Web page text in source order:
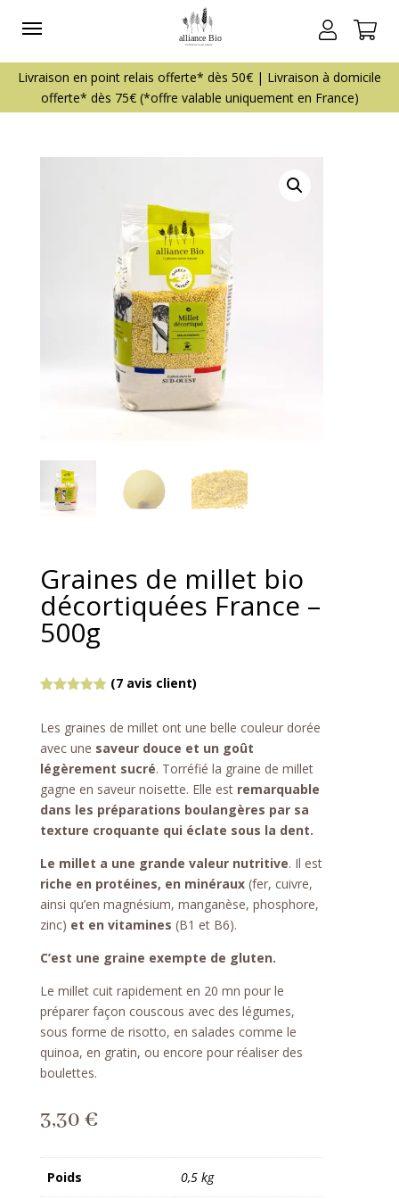
Graines de millet bio
décortiquées France –
500g
basé sur
notations
client
(7 avis client)
Les graines de millet ont une belle couleur dorée
avec une saveur douce et un goût
légèrement sucré. Torréfié la graine de millet
gagne en saveur noisette. Elle est remarquable
dans les préparations boulangères par sa
texture croquante qui éclate sous la dent.
Le millet a une grande valeur nutritive. Il est
riche en protéines, en minéraux(fer, cuivre,
ainsi qu’en magnésium, manganèse, phosphore,
zinc) et en vitamines (B1 et B6).
C’est une graine exempte de gluten.
Le millet cuit rapidement en 20 mn pour le
préparer façon couscous avec des légumes,
sous forme de risotto, en salades comme le
quinoa, en gratin, ou encore pour réaliser des
boulettes.
3,30€
Poids 0,5 kg